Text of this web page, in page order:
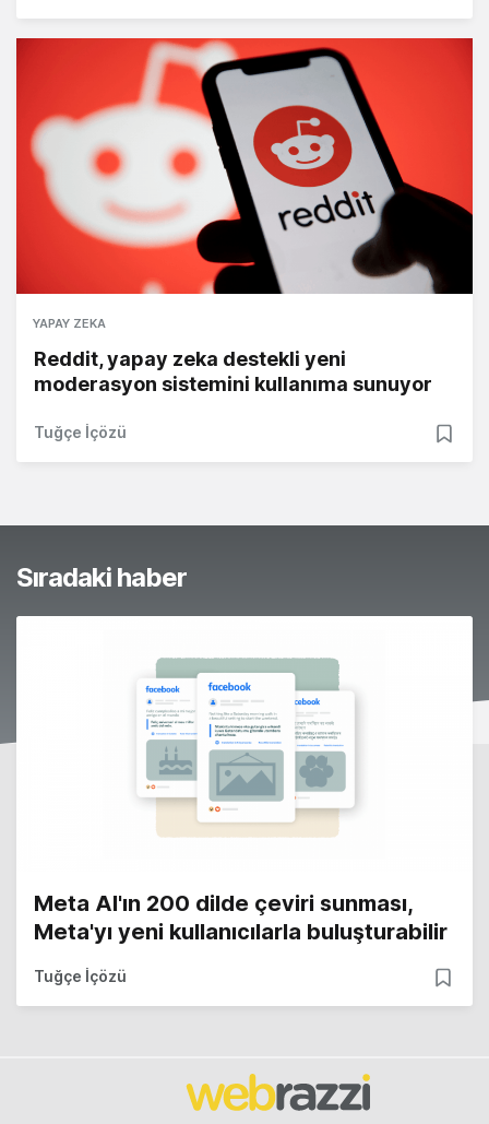
YAPAY ZEKA
Reddit, yapay zeka destekli yeni
moderasyon sistemini kullanıma sunuyor
Tuğçe İçözü
Sıradaki haber
Meta AI'ın 200 dilde çeviri sunması,
Meta'yı yeni kullanıcılarla buluşturabilir
Tuğçe İçözü